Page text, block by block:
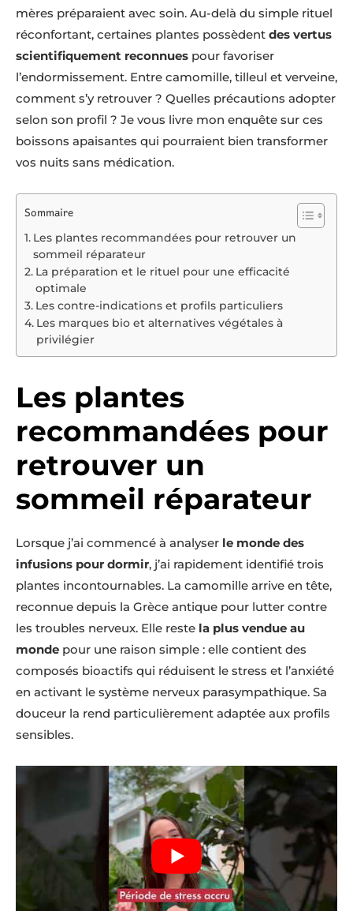
mères préparaient avec soin. Au-delà du simple rituel
réconfortant, certaines plantes possèdent des vertus
scientifiquement reconnues pour favoriser
l’endormissement. Entre camomille, tilleul et verveine,
comment s’y retrouver ? Quelles précautions adopter
selon son profil ? Je vous livre mon enquête sur ces
boissons apaisantes qui pourraient bien transformer
vos nuits sans médication.
Sommaire
Les plantes recommandées pour retrouver un
sommeil réparateur
La préparation et le rituel pour une efficacité
optimale
Les contre-indications et profils particuliers
Les marques bio et alternatives végétales à
privilégier
Les plantes
recommandées pour
retrouver un
sommeil réparateur
Lorsque j’ai commencé à analyser le monde des
infusions pour dormir, j’ai rapidement identifié trois
plantes incontournables. La camomille arrive en tête,
reconnue depuis la Grèce antique pour lutter contre
les troubles nerveux. Elle reste la plus vendue au
monde pour une raison simple : elle contient des
composés bioactifs qui réduisent le stress et l’anxiété
en activant le système nerveux parasympathique. Sa
douceur la rend particulièrement adaptée aux profils
sensibles.